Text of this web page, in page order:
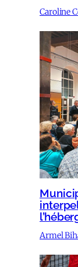
Caroline
Armel